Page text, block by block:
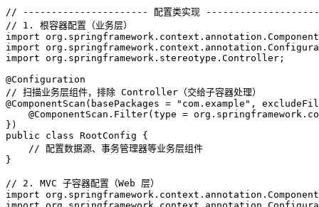
// ---------------------- 配置类实现
// 1. 根容器配置（业务层）
import
import
import org.springframework.stereotype.Controller;
@Configuration
// 扫描业务层组件，排除 Controller（交给子容器处理）
@ComponentScan(basePackages = "com.example",
@ComponentScan.Filter(type =
})
public
class RootConfig {
// 配置数据源、事务管理器等业务层组件
}
// 2. MVC 子容器配置（Web 层）
import